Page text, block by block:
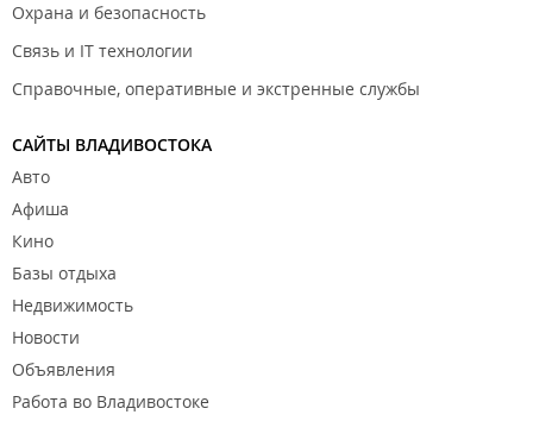
Охрана и безопасность
Связь и IT технологии
Справочные, оперативные и экстренные службы
САЙТЫ ВЛАДИВОСТОКА
Авто
Афиша
Кино
Базы отдыха
Недвижимость
Новости
Объявления
Работа во Владивостоке